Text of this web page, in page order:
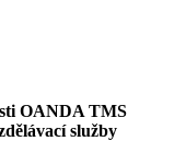
OANDA TMS
služby